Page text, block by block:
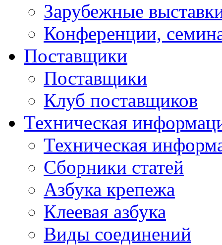
Зарубежные
Конференции,
Поставщики
Поставщики
Клуб поставщиков
Техническая
Техническая
Сборники статей
Азбука крепежа
Клеевая азбука
Виды соединений